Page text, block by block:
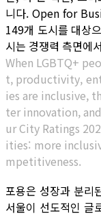
니다. Open for
149개 도시를 대상
시는 경쟁력 측면에
When LGBTQ+
t, productivity,
ies are inclusive,
ter innovation,
ur City Ratings
ities: more
mpetitiveness.
포용은 성장과 분리
서울이 선도적인 글